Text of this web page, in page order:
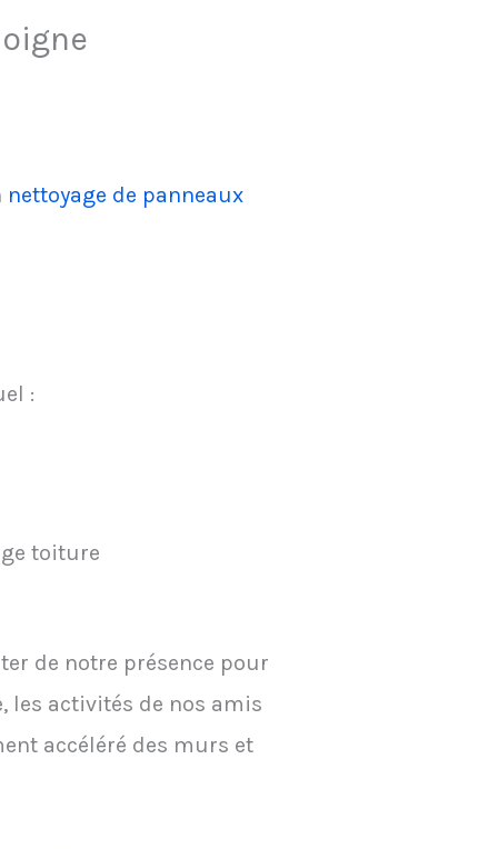
nettoyage de panneaux
:
toiture
de notre présence pour
les activités de nos amis
accéléré des murs et